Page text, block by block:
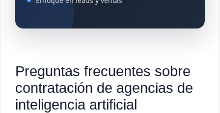
Preguntas frecuentes sobre
contratación de agencias de
inteligencia artificial